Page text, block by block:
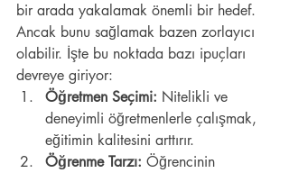
bir arada yakalamak önemli bir hedef.
Ancak bunu sağlamak bazen zorlayıcı
olabilir. İşte bu noktada bazı ipuçları
devreye giriyor:
Öğretmen Seçimi: Nitelikli ve
deneyimli öğretmenlerle çalışmak,
eğitimin kalitesini arttırır.
Öğrenme Tarzı: Öğrencinin